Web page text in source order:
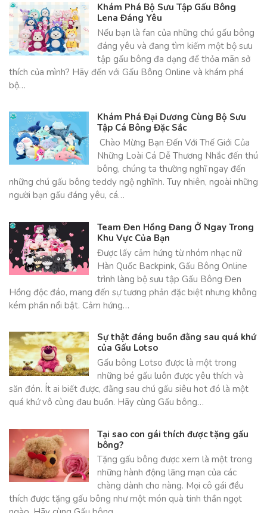
Khám Phá Bộ Sưu Tập Gấu Bông
Lena Đáng Yêu
Nếu bạn là fan của những chú gấu bông
đáng yêu và đang tìm kiếm một bộ sưu
tập gấu bông đa dạng để thỏa mãn sở
thích của mình? Hãy đến với Gấu Bông Online và khám phá
bộ…
Khám Phá Đại Dương Cùng Bộ Sưu
Tập Cá Bông Đặc Sắc
Chào Mừng Bạn Đến Với Thế Giới Của
Những Loài Cá Dễ Thương Nhắc đến thú
bông, chúng ta thường nghĩ ngay đến
những chú gấu bông teddy ngộ nghĩnh. Tuy nhiên, ngoài những
người bạn gấu đáng yêu, cá…
Team Đen Hồng Đang Ở Ngay Trong
Khu Vực Của Bạn
Được lấy cảm hứng từ nhóm nhạc nữ
Hàn Quốc Backpink, Gấu Bông Online
trình làng bộ sưu tập Gấu Bông Đen
Hồng độc đáo, mang đến sự tương phản đặc biệt nhưng không
kém phần nổi bật. Cảm hứng…
Sự thật đáng buồn đằng sau quá khứ
của Gấu Lotso
Gấu bông Lotso được là một trong
những bé gấu luôn được yêu thích và
săn đón. Ít ai biết được, đằng sau chú gấu siêu hot đó là một
quá khứ vô cùng đau buồn. Hãy cùng Gấu bông…
Tại sao con gái thích được tặng gấu
bông?
Tặng gấu bông được xem là một trong
những hành động lãng mạn của các
chàng dành cho nàng. Mọi cô gái đều
thích được tặng gấu bông như một món quà tinh thần ngọt